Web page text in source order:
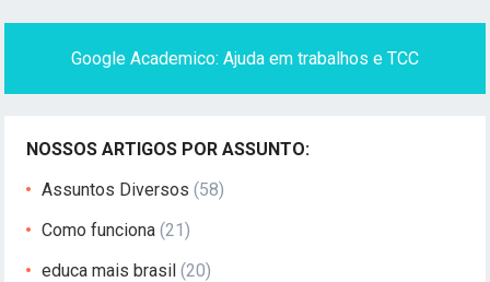
Google Academico: Ajuda em trabalhos e TCC
NOSSOS ARTIGOS POR ASSUNTO:
Assuntos Diversos (58)
Como funciona (21)
educa mais brasil (20)